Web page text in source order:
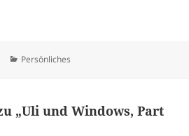
Kategorien
Persönliches
„Uli und Windows, Part